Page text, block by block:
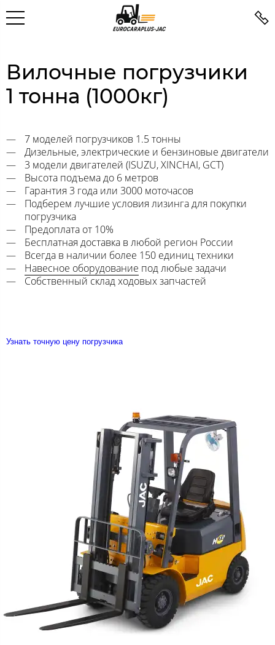
Вилочные погрузчики
1 тонна (1000кг)
7 моделей погрузчиков 1.5 тонны
Дизельные, электрические и бензиновые двигатели
3 модели двигателей (ISUZU, XINCHAI, GCT)
Высота подъема до 6 метров
Гарантия 3 года или 3000 моточасов
Подберем лучшие условия лизинга для покупки
погрузчика
Предоплата от 10%
Бесплатная доставка в любой регион России
Всегда в наличии более 150 единиц техники
Навесное оборудование под любые задачи
Собственный склад ходовых запчастей
Узнать точную цену погрузчика